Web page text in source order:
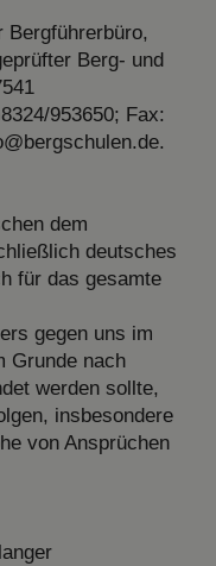
Bergführerbüro,
Berg- und
953650; Fax:
dem
deutsches
für das gesamte
gegen uns im
Grunde nach
werden sollte,
insbesondere
von Ansprüchen